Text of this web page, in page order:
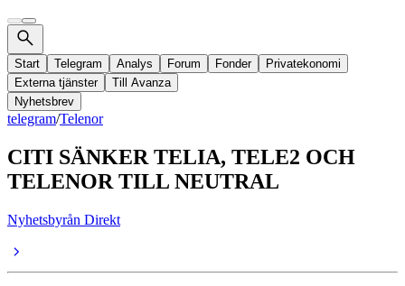
Start Telegram Analys Forum Fonder
Privatekonomi
Externa tjänster
Till Avanza
Nyhetsbrev
telegram/Telenor
CITI SÄNKER TELIA, TELE2 OCH
TELENOR TILL NEUTRAL
Nyhetsbyrån Direkt